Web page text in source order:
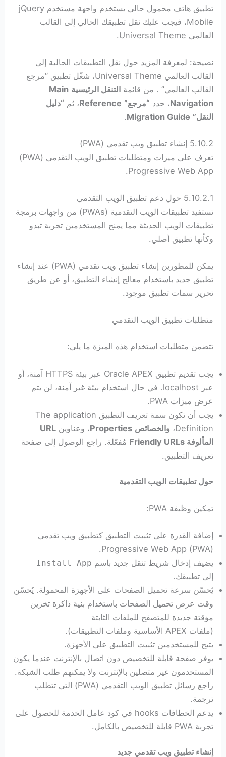
تطبيق هاتف محمول حالي يستخدم واجهة مستخدم jQuery
Mobile، فيجب عليك نقل تطبيقك الحالي إلى القالب
العالمي Universal Theme.
نصيحة: لمعرفة المزيد حول نقل التطبيقات الحالية إلى
القالب العالمي Universal Theme، شغّل تطبيق “مرجع
القالب العالمي” . من قائمة التنقل الرئيسية Main
Navigation، حدد“مرجع” Reference، ثم“دليل
النقل” Migration Guide
.
5.10.2 إنشاء تطبيق ويب تقدمي (PWA)
تعرف على ميزات ومتطلبات تطبيق الويب التقدمي (PWA)
Progressive Web App.
5.10.2.1 حول دعم تطبيق الويب التقدمي
تستفيد تطبيقات الويب التقدمية (PWAs) من واجهات برمجة
تطبيقات الويب الحديثة مما يمنح المستخدمين تجربة تبدو
وكأنها تطبيق أصلي.
يمكن للمطورين إنشاء تطبيق ويب تقدمي (PWA) عند إنشاء
تطبيق جديد باستخدام معالج إنشاء التطبيق، أو عن طريق
تحرير سمات تطبيق موجود.
متطلبات تطبيق الويب التقدمي
تتضمن متطلبات استخدام هذه الميزة ما يلي:
يجب تقديم تطبيق Oracle APEX عبر بيئة HTTPS آمنة، أو
عبر localhost. في حال استخدام بيئة غير آمنة، لن يتم
عرض ميزات PWA.
يجب أن تكون سمة تعريف التطبيق The application
Definition، والخصائص Properties، وعناوينURL
المألوفةFriendly URLs مُفعّلة. راجع الوصول إلى صفحة
تعريف التطبيق.
حول تطبيقات الويب التقدمية
تمكين وظيفة PWA:
إضافة القدرة على تثبيت التطبيق كتطبيق ويب تقدمي
(PWA) Progressive Web App.
يضيف إدخال شريط تنقل جديد باسم Install App
إلى تطبيقك.
يُحسّن سرعة تحميل الصفحات على الأجهزة المحمولة. يُحسّن
وقت عرض تحميل الصفحات باستخدام بنية ذاكرة تخزين
مؤقتة جديدة للمتصفح للملفات الثابتة
(ملفات APEX الأساسية وملفات التطبيقات).
يتيح للمستخدمين تثبيت التطبيق على الأجهزة.
يوفر صفحة قابلة للتخصيص دون اتصال بالإنترنت عندما يكون
المستخدمون غير متصلين بالإنترنت ولا يمكنهم طلب الشبكة.
راجع رسائل تطبيق الويب التقدمي (PWA) التي تتطلب
ترجمة.
يدعم الخطافات hooks في كود عامل الخدمة للحصول على
تجربة PWA قابلة للتخصيص بالكامل.
إنشاء تطبيق ويب تقدمي جديد